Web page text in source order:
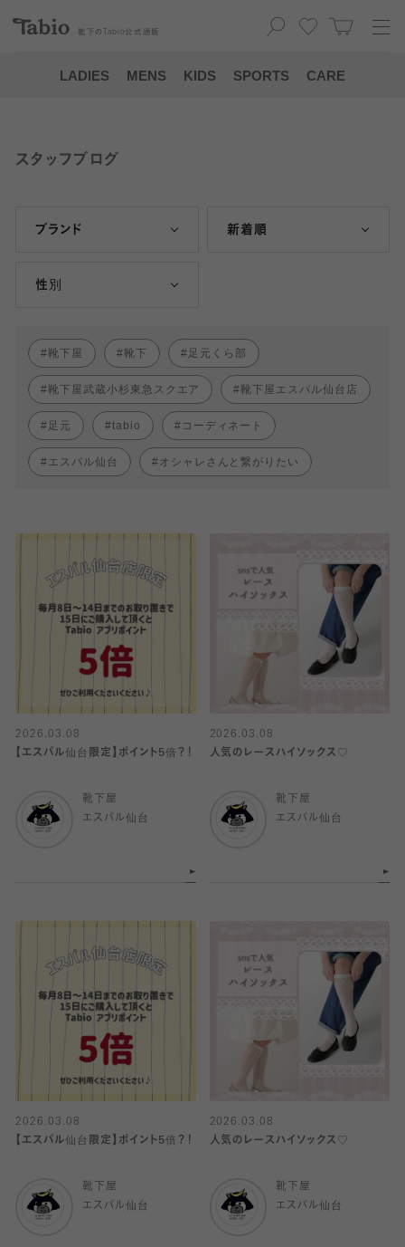
靴下の Tabio 公式通販
LADIES MENS KIDS SPORTS CARE
スタッフブログ
ブランド 新着順
性別
靴下屋 靴下 足元くら部
靴下屋武蔵小杉東急スクエア 靴下屋エスパル仙台店
足元 tabio コーディネート
エスパル仙台 オシャレさんと繋がりたい
2026.03.08
【エスパル仙台限定】ポイント5倍？！
靴下屋
エスパル仙台
2026.03.08
人気のレースハイソックス♡
靴下屋
エスパル仙台
2026.03.08
【エスパル仙台限定】ポイント5倍？！
靴下屋
エスパル仙台
2026.03.08
人気のレースハイソックス♡
靴下屋
エスパル仙台